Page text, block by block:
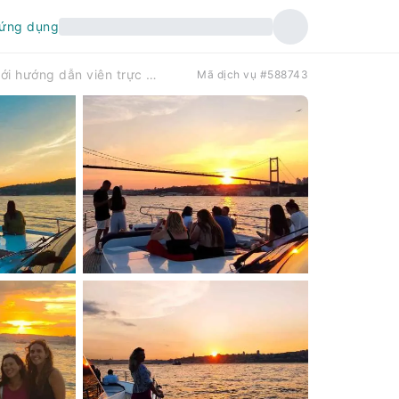
dụng
Istanbul: Du thuyền ngắm hoàng hôn trên eo biển Bosphorus với hướng dẫn viên trực tiếp | Thổ Nhĩ Kỳ Mã dịch vụ #588743